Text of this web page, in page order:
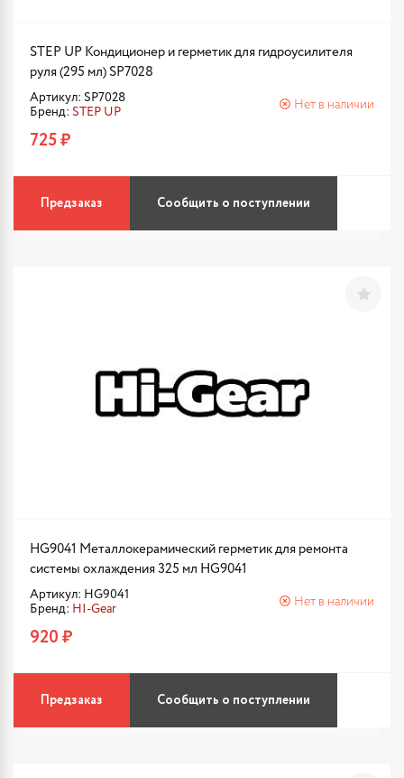
STEP UP Кондиционер и герметик для гидроусилителя
руля (295 мл) SP7028
Артикул: SP7028
Бренд: STEP UP
Нет в наличии
725 ₽
Предзаказ Сообщить о поступлении
HG9041 Металлокерамический герметик для ремонта
системы охлаждения 325 мл HG9041
Артикул: HG9041
Бренд: HI-Gear
Нет в наличии
920 ₽
Предзаказ Сообщить о поступлении